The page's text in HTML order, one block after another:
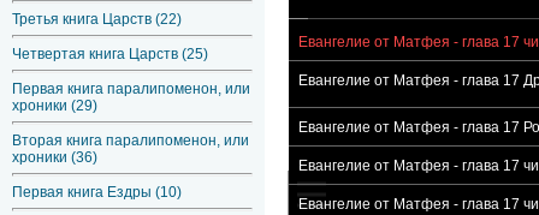
Третья книга Царств (22)
Четвертая книга Царств (25)
Первая книга паралипоменон, или
хроники (29)
Вторая книга паралипоменон, или
хроники (36)
Первая книга Ездры (10)
Евангелие от Матфея - глава 17
Евангелие от Матфея - глава 17
Евангелие от Матфея - глава 17
Евангелие от Матфея - глава 17
Евангелие от Матфея - глава 17